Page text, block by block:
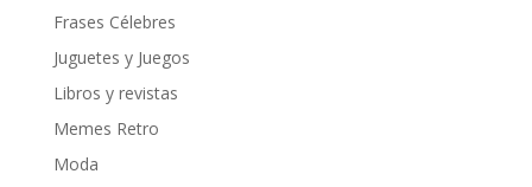
Frases Célebres
Juguetes y Juegos
Libros y revistas
Memes Retro
Moda